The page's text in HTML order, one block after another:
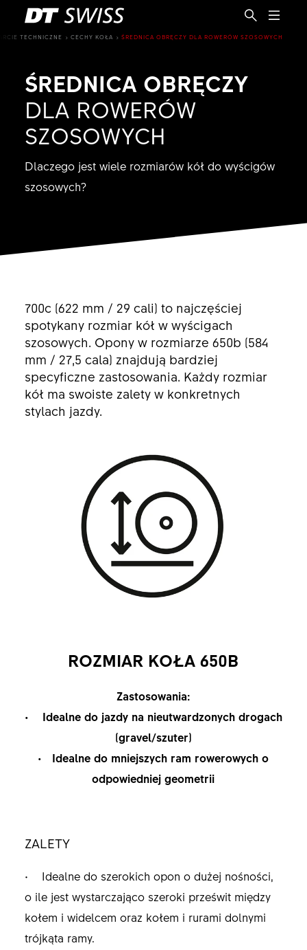
TECHNICZNE CECHY KOŁA ŚREDNICA OBRĘCZY DLA ROWERÓW SZOSOWYCH
ŚREDNICA OBRĘCZY
DLA ROWERÓW
SZOSOWYCH
Dlaczego jest wiele rozmiarów kół do wyścigów
szosowych?
700c (622 mm / 29 cali) to najczęściej
spotykany rozmiar kół w wyścigach
szosowych. Opony w rozmiarze 650b (584
mm / 27,5 cala) znajdują bardziej
specyficzne zastosowania. Każdy rozmiar
kół ma swoiste zalety w konkretnych
stylach jazdy.
ROZMIAR KOŁA 650B
Zastosowania:
• Idealne do jazdy na nieutwardzonych drogach
(gravel/szuter)
• Idealne do mniejszych ram rowerowych o
odpowiedniej geometrii
ZALETY
• Idealne do szerokich opon o dużej nośności,
o ile jest wystarczająco szeroki prześwit między
kołem i widelcem oraz kołem i rurami dolnymi
trójkąta ramy.